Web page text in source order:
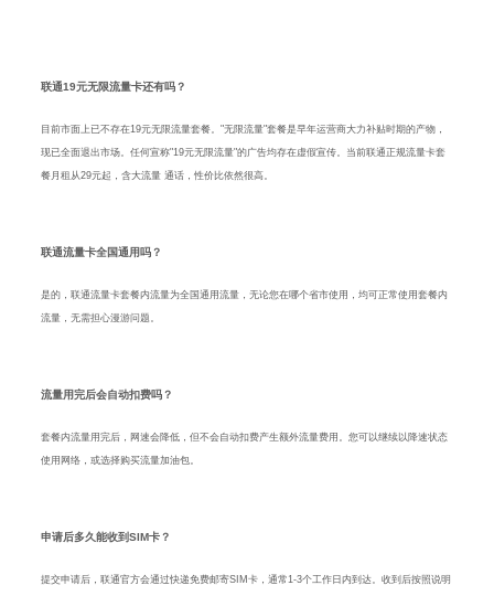
联通19元无限流量卡还有吗？
目前市面上已不存在19元无限流量套餐。"无限流量"套餐是早年运营商大力补贴时期的产物，
现已全面退出市场。任何宣称"19元无限流量"的广告均存在虚假宣传。当前联通正规流量卡套
餐月租从29元起，含大流量 通话，性价比依然很高。
联通流量卡全国通用吗？
是的，联通流量卡套餐内流量为全国通用流量，无论您在哪个省市使用，均可正常使用套餐内
流量，无需担心漫游问题。
流量用完后会自动扣费吗？
套餐内流量用完后，网速会降低，但不会自动扣费产生额外流量费用。您可以继续以降速状态
使用网络，或选择购买流量加油包。
申请后多久能收到SIM卡？
提交申请后，联通官方会通过快递免费邮寄SIM卡，通常1-3个工作日内到达。收到后按照说明